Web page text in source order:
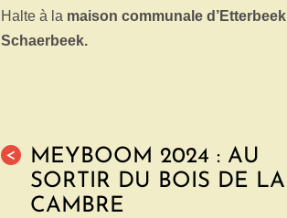
Halte à la maison communale d’Etterbeek
Schaerbeek.
<
MEYBOOM 2024 : AU
SORTIR DU BOIS DE LA
CAMBRE